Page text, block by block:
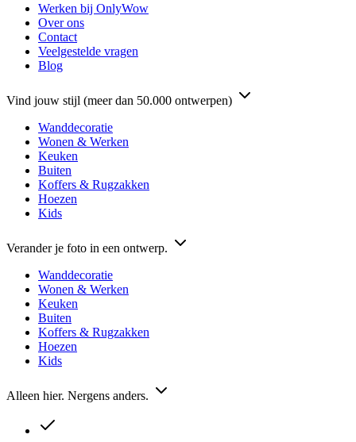
Werken bij OnlyWow
Over ons
Contact
Veelgestelde vragen
Blog
Vind jouw stijl (meer dan 50.000 ontwerpen)
Wanddecoratie
Wonen & Werken
Keuken
Buiten
Koffers & Rugzakken
Hoezen
Kids
Verander je foto in een ontwerp.
Wanddecoratie
Wonen & Werken
Keuken
Buiten
Koffers & Rugzakken
Hoezen
Kids
Alleen hier. Nergens anders.